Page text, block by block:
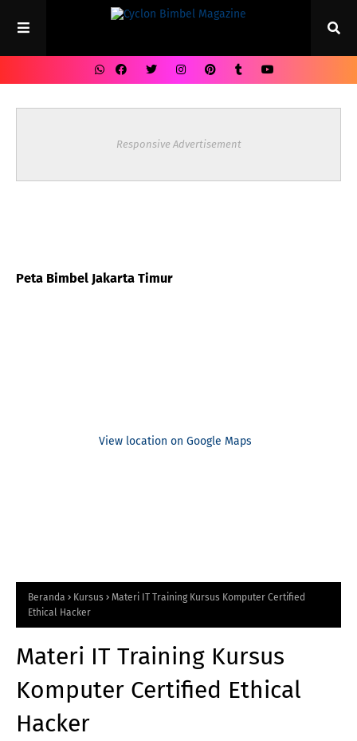
Responsive Advertisement
Peta Bimbel Jakarta Timur
View location on Google Maps
Beranda Kursus
Materi IT Training Kursus Komputer Certified
Ethical Hacker
Materi IT Training Kursus
Komputer Certified Ethical
Hacker